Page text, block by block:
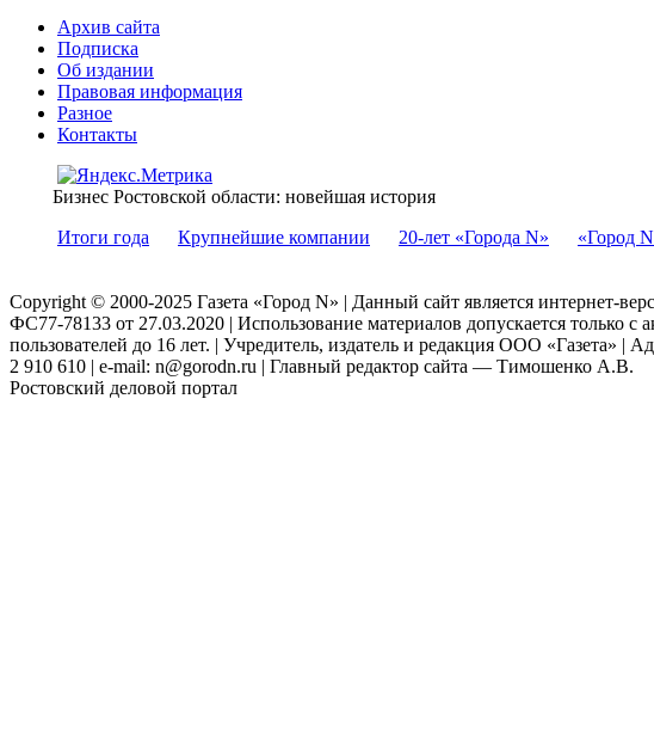
Архив сайта
Подписка
Об издании
Правовая информация
Разное
Контакты
Бизнес Ростовской области: новейшая история
Итоги года
Крупнейшие компании 20-лет «Города N» «Город
Copyright © 2000-2025 Газета «Город N» | Данный сайт является интернет-
ФС77-78133 от 27.03.2020 | Использование материалов допускается
пользователей до 16 лет. | Учредитель, издатель и редакция ООО «Газета»
2 910 610 | e-mail: n@gorodn.ru | Главный редактор сайта — Тимошенко А.В.
Ростовский деловой портал